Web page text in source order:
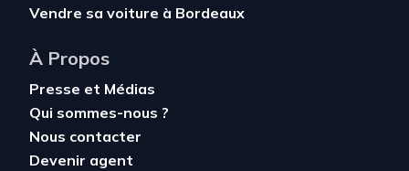
Vendre sa voiture à Bordeaux
À Propos
Presse et Médias
Qui sommes-nous ?
Nous contacter
Devenir agent